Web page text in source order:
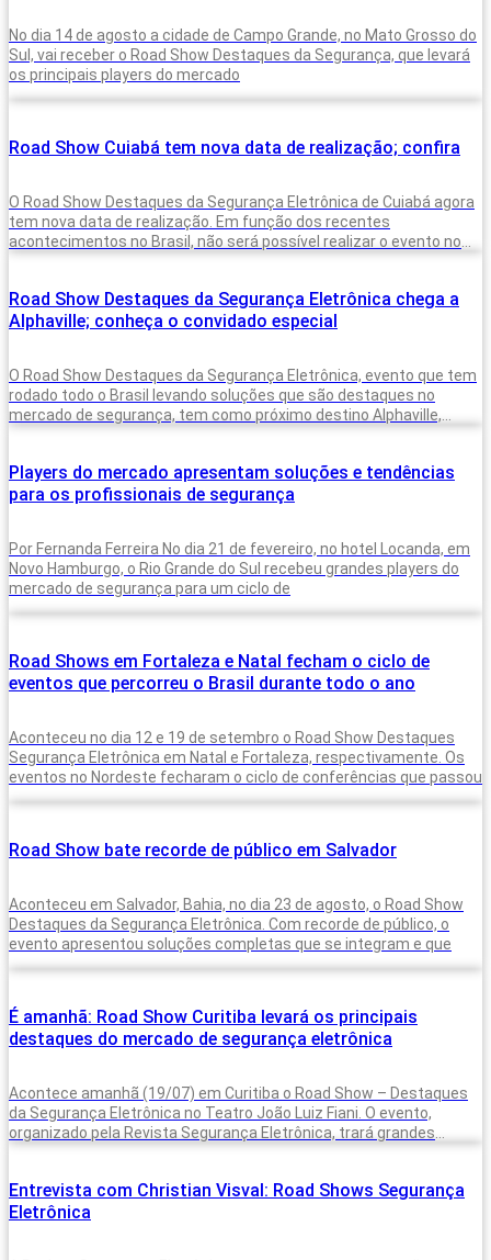
No dia 14 de agosto a cidade de Campo Grande, no Mato Grosso do
Sul, vai receber o Road Show Destaques da Segurança, que levará
os principais players do mercado
Road Show Cuiabá tem nova data de realização; confira
O Road Show Destaques da Segurança Eletrônica de Cuiabá agora
tem nova data de realização. Em função dos recentes
acontecimentos no Brasil, não será possível realizar o evento no
Road Show Destaques da Segurança Eletrônica chega a
Alphaville; conheça o convidado especial
O Road Show Destaques da Segurança Eletrônica, evento que tem
rodado todo o Brasil levando soluções que são destaques no
mercado de segurança, tem como próximo destino Alphaville,
Players do mercado apresentam soluções e tendências
para os profissionais de segurança
Por Fernanda Ferreira No dia 21 de fevereiro, no hotel Locanda, em
Novo Hamburgo, o Rio Grande do Sul recebeu grandes players do
mercado de segurança para um ciclo de
Road Shows em Fortaleza e Natal fecham o ciclo de
eventos que percorreu o Brasil durante todo o ano
Aconteceu no dia 12 e 19 de setembro o Road Show Destaques
Segurança Eletrônica em Natal e Fortaleza, respectivamente. Os
eventos no Nordeste fecharam o ciclo de conferências que passou
Road Show bate recorde de público em Salvador
Aconteceu em Salvador, Bahia, no dia 23 de agosto, o Road Show
Destaques da Segurança Eletrônica. Com recorde de público, o
evento apresentou soluções completas que se integram e que
É amanhã: Road Show Curitiba levará os principais
destaques do mercado de segurança eletrônica
Acontece amanhã (19/07) em Curitiba o Road Show – Destaques
da Segurança Eletrônica no Teatro João Luiz Fiani. O evento,
organizado pela Revista Segurança Eletrônica, trará grandes
Entrevista com Christian Visval: Road Shows Segurança
Eletrônica